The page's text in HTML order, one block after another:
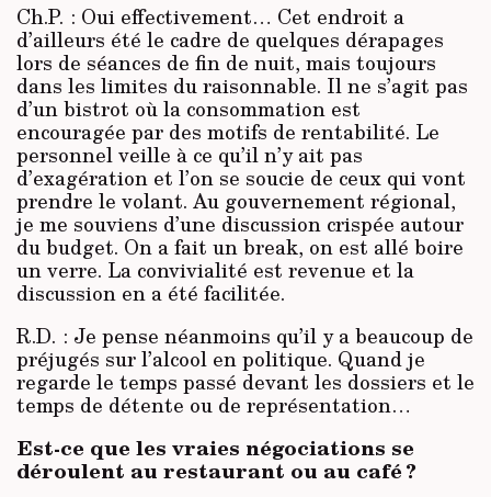
Ch.P. : Oui effectivement… Cet endroit a
d’ailleurs été le cadre de quelques dérapages
lors de séances de fin de nuit, mais toujours
dans les limites du raisonnable. Il ne s’agit pas
d’un bistrot où la consommation est
encouragée par des motifs de rentabilité. Le
personnel veille à ce qu’il n’y ait pas
d’exagération et l’on se soucie de ceux qui vont
prendre le volant. Au gouvernement régional,
je me souviens d’une discussion crispée autour
du budget. On a fait un break, on est allé boire
un verre. La convivialité est revenue et la
discussion en a été facilitée.
R.D. : Je pense néanmoins qu’il y a beaucoup de
préjugés sur l’alcool en politique. Quand je
regarde le temps passé devant les dossiers et le
temps de détente ou de représentation…
Est-ce que les vraies négociations se
déroulent au restaurant ou au café ?